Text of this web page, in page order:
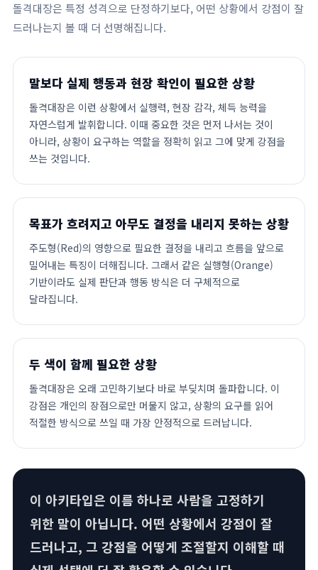
돌격대장은 특정 성격으로 단정하기보다, 어떤 상황에서 강점이 잘
드러나는지 볼 때 더 선명해집니다.
말보다 실제 행동과 현장 확인이 필요한 상황
돌격대장은 이런 상황에서 실행력, 현장 감각, 체득 능력을
자연스럽게 발휘합니다. 이때 중요한 것은 먼저 나서는 것이
아니라, 상황이 요구하는 역할을 정확히 읽고 그에 맞게 강점을
쓰는 것입니다.
목표가 흐려지고 아무도 결정을 내리지 못하는 상황
주도형(Red)의 영향으로 필요한 결정을 내리고 흐름을 앞으로
밀어내는 특징이 더해집니다. 그래서 같은 실행형(Orange)
기반이라도 실제 판단과 행동 방식은 더 구체적으로
달라집니다.
두 색이 함께 필요한 상황
돌격대장은 오래 고민하기보다 바로 부딪치며 돌파합니다. 이
강점은 개인의 장점으로만 머물지 않고, 상황의 요구를 읽어
적절한 방식으로 쓰일 때 가장 안정적으로 드러납니다.
이 아키타입은 이름 하나로 사람을 고정하기
위한 말이 아닙니다. 어떤 상황에서 강점이 잘
드러나고, 그 강점을 어떻게 조절할지 이해할 때